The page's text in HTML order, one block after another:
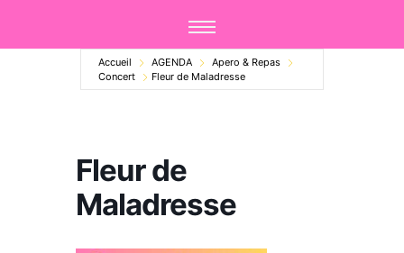
Accueil AGENDA
Apero & Repas
Concert
Fleur de Maladresse
Fleur de
Maladresse